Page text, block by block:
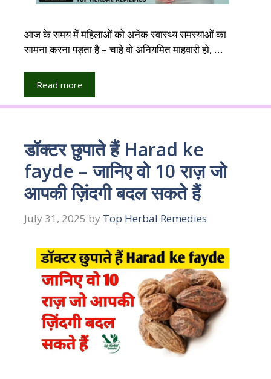
आज के समय में महिलाओं को अनेक स्वास्थ्य समस्याओं का
सामना करना पड़ता है – चाहे वो अनियमित माहवारी हो, …
Read more
डॉक्टर छुपाते हैं Harad ke
fayde – जानिए वो 10 राज़ जो
आपकी ज़िंदगी बदल सकते हैं
July 31, 2025 by Top Herbal Remedies